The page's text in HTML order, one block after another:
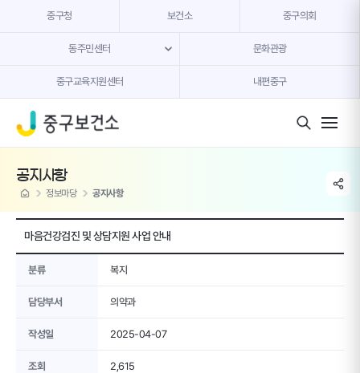
중구청 보건소 중구의회
동주민센터 문화관광
중구교육지원센터 내편중구
공지사항
home 정보마당 공지사항
share
마음건강검진 및 상담지원 사업 안내
분류 복지
담당부서 의약과
작성일 2025-04-07
조회 2,615